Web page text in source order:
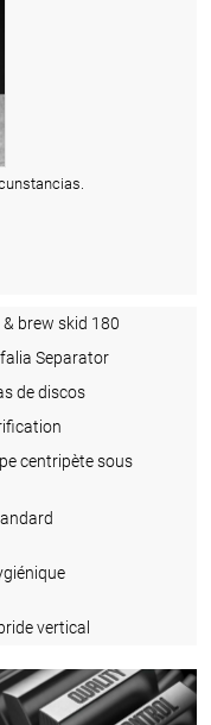
brew skid 180
Separator
de discos
centripète sous
vertical